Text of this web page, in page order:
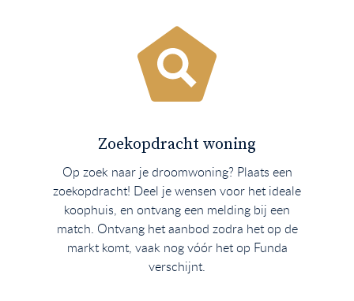
Zoekopdracht woning
Op zoek naar je droomwoning? Plaats een
zoekopdracht! Deel je wensen voor het ideale
koophuis, en ontvang een melding bij een
match. Ontvang het aanbod zodra het op de
markt komt, vaak nog vóór het op Funda
verschijnt.